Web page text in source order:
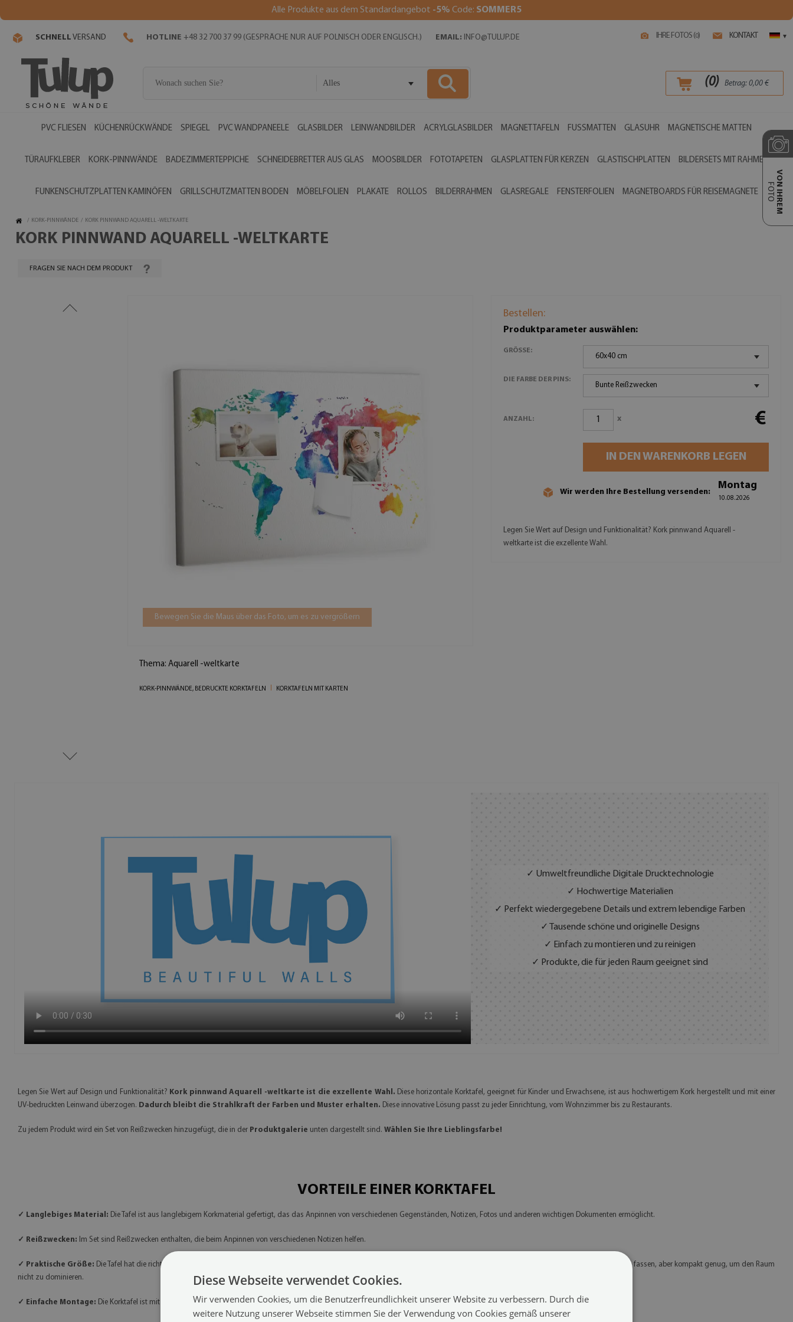
Alle Produkte aus dem Standardangebot -5% Code: SOMMER5
IHRE FOTOS (0) KONTAKT ▾
SCHNELL VERSAND HOTLINE +48 32 700 37 99 (GESPRÄCHE NUR AUF POLNISCH ODER ENGLISCH.) EMAIL: INFO@TULUP.DE
Alles (0) Betrag: 0,00€
PVC FLIESEN KÜCHENRÜCKWÄNDE SPIEGEL PVC WANDPANEELE GLASBILDER LEINWANDBILDER ACRYLGLASBILDER MAGNETTAFELN FUSSMATTEN GLASUHR MAGNETISCHE MATTEN
TÜRAUFKLEBER KORK-PINNWÄNDE BADEZIMMERTEPPICHE SCHNEIDEBRETTER AUS GLAS MOOSBILDER FOTOTAPETEN GLASPLATTEN FÜR KERZEN GLASTISCHPLATTEN BILDERSETS MIT RAHMEN
FUNKENSCHUTZPLATTEN KAMINÖFEN GRILLSCHUTZMATTEN BODEN MÖBELFOLIEN PLAKATE ROLLOS BILDERRAHMEN GLASREGALE FENSTERFOLIEN MAGNETBOARDS FÜR REISEMAGNETE VON IHREM
FOTO
/ KORK-PINNWÄNDE / KORK PINNWAND AQUARELL -WELTKARTE
KORK PINNWAND AQUARELL -WELTKARTE
FRAGEN SIE NACH DEM PRODUKT
Bewegen Sie die Maus über das Foto, um es zu vergrößern
Thema: Aquarell -weltkarte
KORK-PINNWÄNDE, BEDRUCKTE KORKTAFELN KORKTAFELN MIT KARTEN
Bestellen:
Produktparameter auswählen:
GRÖSSE:
60x40 cm
DIE FARBE DER PINS:
Bunte Reißzwecken
ANZAHL: x €
IN DEN WARENKORB LEGEN
Wir werden Ihre Bestellung versenden:
Montag
10.08.2026
Legen Sie Wert auf Design und Funktionalität? Kork pinnwand Aquarell -
weltkarte ist die exzellente Wahl.
✓ Umweltfreundliche Digitale Drucktechnologie
✓ Hochwertige Materialien
✓ Perfekt wiedergegebene Details und extrem lebendige Farben
✓ Tausende schöne und originelle Designs
✓ Einfach zu montieren und zu reinigen
✓ Produkte, die für jeden Raum geeignet sind
Legen Sie Wert auf Design und Funktionalität? Kork pinnwandAquarell -weltkarte ist die exzellente Wahl. Diese horizontale Korktafel, geeignet für Kinder und Erwachsene, ist aus hochwertigem Kork hergestellt und mit einer
UV-bedruckten Leinwand überzogen. Dadurch bleibt die Strahlkraft der Farben und Muster erhalten. Diese innovative Lösung passt zu jeder Einrichtung, vom Wohnzimmer bis zu Restaurants.
Zu jedem Produkt wird ein Set von Reißzwecken hinzugefügt, die in der Produktgalerie unten dargestellt sind. Wählen Sie Ihre Lieblingsfarbe!
VORTEILE EINER KORKTAFEL
✓ Langlebiges Material: Die Tafel ist aus langlebigem Korkmaterial gefertigt, das das Anpinnen von verschiedenen Gegenständen, Notizen, Fotos und anderen wichtigen Dokumenten ermöglicht.
✓ Reißzwecken: Im Set sind Reißzwecken enthalten, die beim Anpinnen von verschiedenen Notizen helfen.
✓ Praktische Größe: Die Tafel hat die richtigen Abmessungen, um wichtige Informationen unterzubringen, ohne zu viel Wandfläche einzunehmen. Sie ist groß genug, um wichtige Daten zu fassen, aber kompakt genug, um den Raum
nicht zu dominieren.
✓ Einfache Montage: Die Korktafel ist mit einem Metallaufhänger ausgestattet, der die Befestigung an der Wand erleichtert.
Diese Webseite verwendet Cookies.
Wir verwenden Cookies, um die Benutzerfreundlichkeit unserer Website zu verbessern. Durch die
weitere Nutzung unserer Webseite stimmen Sie der Verwendung von Cookies gemäß unserer